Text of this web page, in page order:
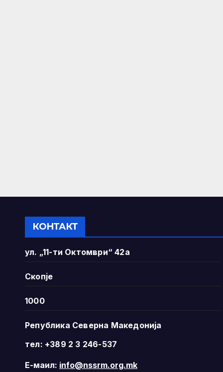
КОНТАКТ
ул. „11-ти Октомври“ 42а
Скопје
1000
Република Северна Македонија
тел: +389 2 3 246-537
Е-маил: info@nssrm.org.mk